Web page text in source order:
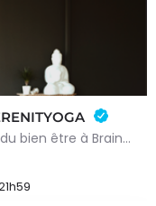
Découvrez l'espace incontournable du bien être à Braine L'alleud!Du 23 au 30 aout 2026 nous proposons un Pass…